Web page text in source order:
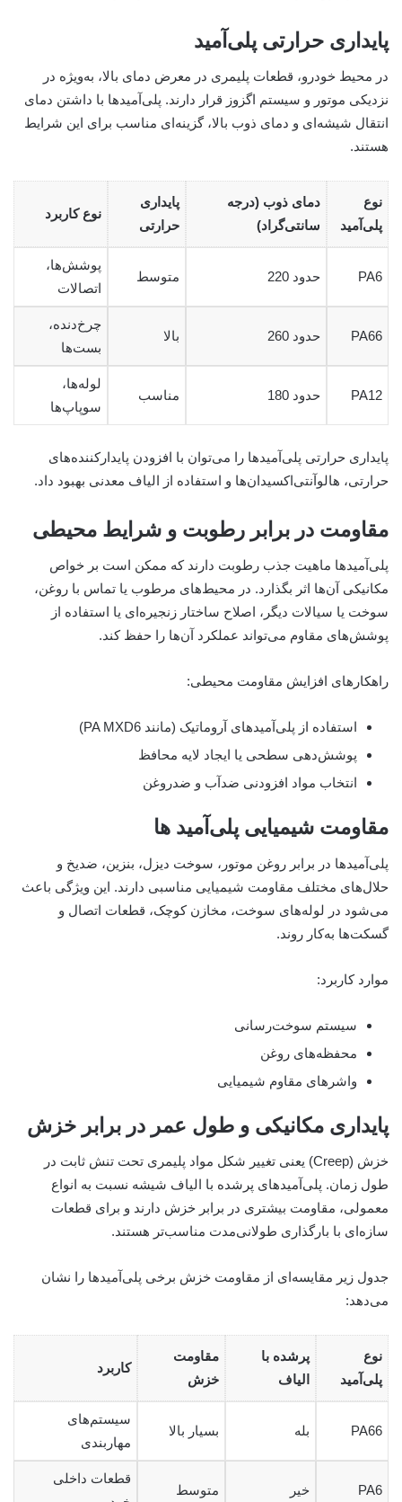
پایداری حرارتی پلی‌آمید
در محیط خودرو، قطعات پلیمری در معرض دمای بالا، به‌ویژه در
نزدیکی موتور و سیستم اگزوز قرار دارند. پلی‌آمیدها با داشتن دمای
انتقال شیشه‌ای و دمای ذوب بالا، گزینه‌ای مناسب برای این شرایط
هستند.
نوع
پلی‌آمید
دمای ذوب (درجه
سانتی‌گراد)
پایداری
حرارتی
نوع کاربرد
PA6 حدود 220 متوسط
پوشش‌ها،
اتصالات
PA66 حدود 260 بالا
چرخ‌دنده،
بست‌ها
PA12 حدود 180 مناسب
لوله‌ها،
سوپاپ‌ها
پایداری حرارتی پلی‌آمیدها را می‌توان با افزودن پایدارکننده‌های
حرارتی، هالوآنتی‌اکسیدان‌ها و استفاده از الیاف معدنی بهبود داد.
مقاومت در برابر رطوبت و شرایط محیطی
پلی‌آمیدها ماهیت جذب رطوبت دارند که ممکن است بر خواص
مکانیکی آن‌ها اثر بگذارد. در محیط‌های مرطوب یا تماس با روغن،
سوخت یا سیالات دیگر، اصلاح ساختار زنجیره‌ای یا استفاده از
پوشش‌های مقاوم می‌تواند عملکرد آن‌ها را حفظ کند.
راهکارهای افزایش مقاومت محیطی:
استفاده از پلی‌آمیدهای آروماتیک (مانند PA MXD6)
پوشش‌دهی سطحی یا ایجاد لایه محافظ
انتخاب مواد افزودنی ضدآب و ضدروغن
مقاومت شیمیایی پلی‌آمید ها
پلی‌آمیدها در برابر روغن موتور، سوخت دیزل، بنزین، ضدیخ و
حلال‌های مختلف مقاومت شیمیایی مناسبی دارند. این ویژگی باعث
می‌شود در لوله‌های سوخت، مخازن کوچک، قطعات اتصال و
گسکت‌ها به‌کار روند.
موارد کاربرد:
سیستم سوخت‌رسانی
محفظه‌های روغن
واشرهای مقاوم شیمیایی
پایداری مکانیکی و طول عمر در برابر خزش
خزش (Creep) یعنی تغییر شکل مواد پلیمری تحت تنش ثابت در
طول زمان. پلی‌آمیدهای پرشده با الیاف شیشه نسبت به انواع
معمولی، مقاومت بیشتری در برابر خزش دارند و برای قطعات
سازه‌ای با بارگذاری طولانی‌مدت مناسب‌تر هستند.
جدول زیر مقایسه‌ای از مقاومت خزش برخی پلی‌آمیدها را نشان
می‌دهد:
نوع
پلی‌آمید
پرشده با
الیاف
مقاومت
خزش
کاربرد
PA66 بله بسیار بالا
سیستم‌های
مهاربندی
PA6 خیر متوسط
قطعات داخلی